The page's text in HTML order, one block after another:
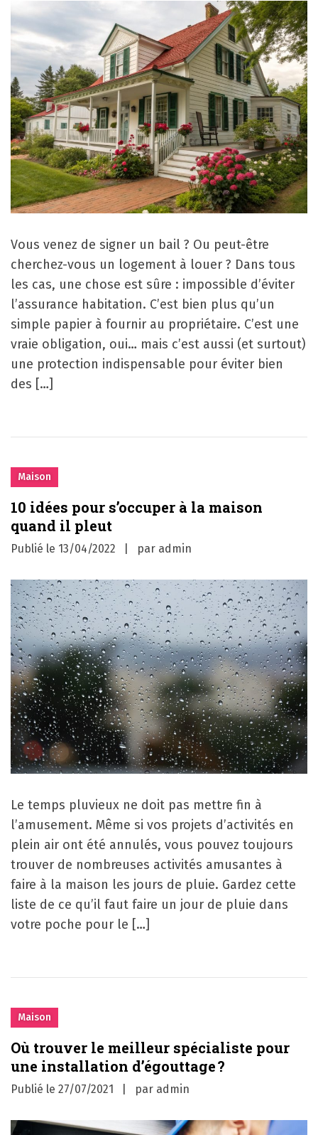
Vous venez de signer un bail ? Ou peut-être
cherchez-vous un logement à louer ? Dans tous
les cas, une chose est sûre : impossible d’éviter
l’assurance habitation. C’est bien plus qu’un
simple papier à fournir au propriétaire. C’est une
vraie obligation, oui… mais c’est aussi (et surtout)
une protection indispensable pour éviter bien
des […]
Maison
10 idées pour s’occuper à la maison
quand il pleut
Publié le 13/04/2022 par admin
Le temps pluvieux ne doit pas mettre fin à
l’amusement. Même si vos projets d’activités en
plein air ont été annulés, vous pouvez toujours
trouver de nombreuses activités amusantes à
faire à la maison les jours de pluie. Gardez cette
liste de ce qu’il faut faire un jour de pluie dans
votre poche pour le […]
Maison
Où trouver le meilleur spécialiste pour
une installation d’égouttage ?
Publié le 27/07/2021 par admin